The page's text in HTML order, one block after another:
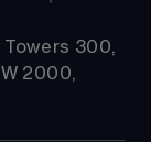
300,
2000,